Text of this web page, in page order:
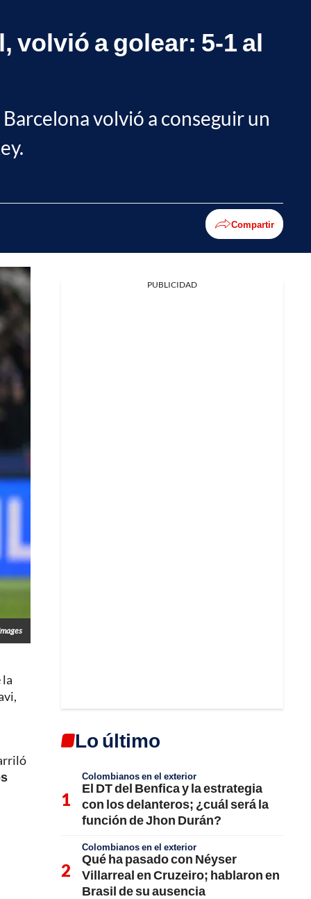
volvió a golear: 5-1 al
volvió a conseguir un
Compartir
la
PUBLICIDAD
Lo último
Colombianos en el exterior
El DT del Benfica y la estrategia
con los delanteros; ¿cuál será la
función de Jhon Durán?
Colombianos en el exterior
Qué ha pasado con Néyser
Villarreal en Cruzeiro; hablaron en
Brasil de su ausencia